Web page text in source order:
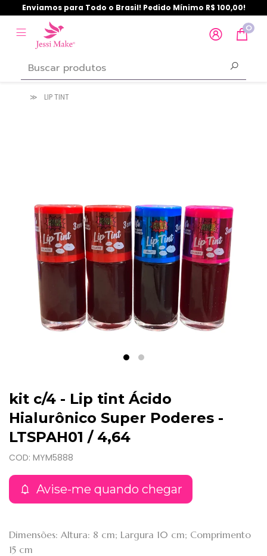
Enviamos para Todo o Brasil! Pedido Mínimo R$ 100,00!
0
LIP TINT
kit c/4 - Lip tint Ácido
Hialurônico Super Poderes -
LTSPAH01 / 4,64
COD: MYM5888
Avise-me quando chegar
Dimensões: Altura: 8 cm; Largura 10 cm; Comprimento
15 cm